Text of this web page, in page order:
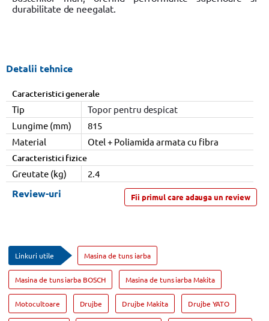
durabilitate de neegalat.
Detalii tehnice
Caracteristici generale
Tip
Topor pentru despicat
Lungime (mm)
815
Material
Otel + Poliamida armata cu fibra
Caracteristici fizice
Greutate (kg)
2.4
Fii primul care adauga un review
Review-uri
Linkuri utile Masina de tuns iarba
Masina de tuns iarba BOSCH Masina de tuns iarba Makita
Motocultoare Drujbe Drujbe Makita Drujbe YATO